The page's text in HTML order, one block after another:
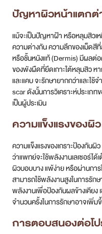
ปัญหาผิวหน้าแตกต่
แม้จะเป็นปัญหาฝ้า หรือหลุมสิวเ
ความต่างกัน ความลึกของเม็ดสี
หรือชั้นหนังแท้ (Dermis) มีผลต่
ของพังผืดที่ยึดเกาะใต้หลุมสิว ห
และแคบ จะรักษายากกว่าและใช้
scar ดังนั้นการวิเคราะห์ประเภ
เป็นผู้ประเมิน
ความแข็งแรงของผิว
ความแข็งแรงของเกราะป้องกัน
ว่าแพทย์จะใช้พลังงานเลเซอร์ไ
ผิวบอบบาง แพ้ง่าย หรือผ่านกา
สามารถใช้พลังงานสูงในการรัก
พลังงานเพื่อป้องกันผลข้างเคียง
จำนวนครั้งในการรักษาอาจเพิ่
การตอบสนองต่อโ